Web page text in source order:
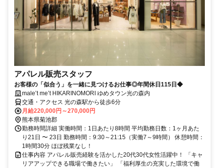
アパレル販売スタッフ
お客様の「似合う」を一緒に見つけるお仕事◎年間休日115日◆
male’t me’t HIKARINOMORI ゆめタウン光の森内
交通・アクセス 光の森駅から徒歩6分
月給220,000円～270,000円
熊本県菊池郡
勤務時間詳細 実働時間：1日あたり8時間 平均勤務日数：1ヶ月あた
り21日 〜 23日 勤務時間：9:30～21:15（実働7～9時間） 休憩時間：
1時間30分 ほぼ残業なし！
仕事内容 アパレル販売経験を活かした20代30代女性活躍中！ 「キャ
リアアップできる職場で働きたい」 「福利厚生の充実した環境で働